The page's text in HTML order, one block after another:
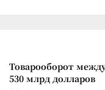
Товарооборот
530 млрд долларов